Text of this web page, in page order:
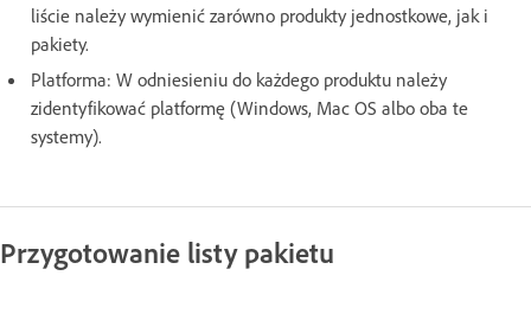
liście należy wymienić zarówno produkty jednostkowe, jak i
pakiety.
Platforma: W odniesieniu do każdego produktu należy
zidentyfikować platformę (Windows, Mac OS albo oba te
systemy).
Przygotowanie listy pakietu